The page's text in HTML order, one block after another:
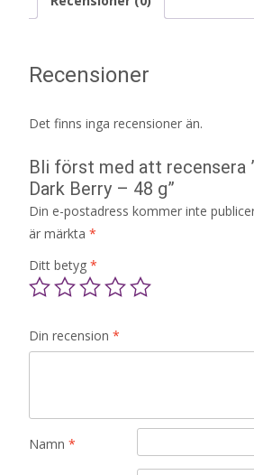
Recensioner
Det finns inga recensioner än.
Bli först med att recensera
Dark Berry – 48 g”
Din e-postadress kommer inte
är märkta *
Ditt betyg *
Din recension *
Namn *